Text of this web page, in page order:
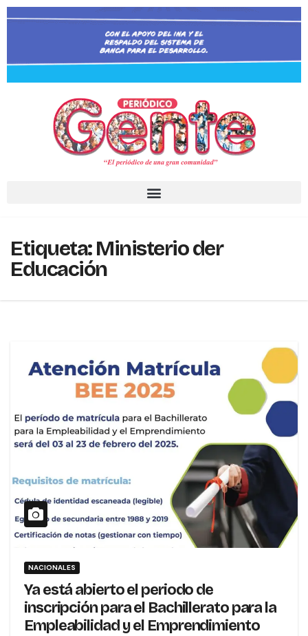
Etiqueta:Ministerio der
Educación
NACIONALES
Ya está abierto el periodo de
inscripción para el Bachillerato para la
Empleabilidad y el Emprendimiento